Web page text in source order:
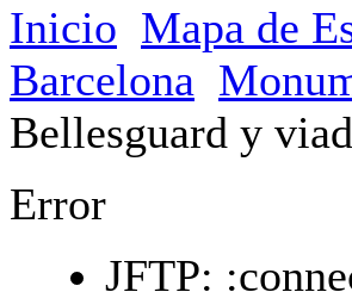
Inicio Mapa de
Barcelona
Bellesguard y
Error
JFTP: